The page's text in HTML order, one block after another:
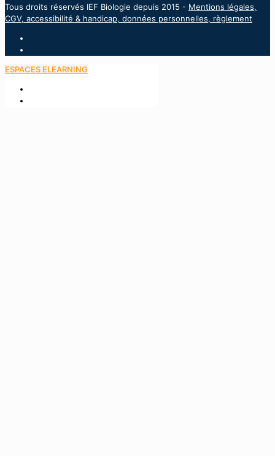
Tous droits réservés IEF Biologie depuis 2015 - Mentions légales,
CGV, accessibilité & handicap, données personnelles, règlement
ESPACES ELEARNING